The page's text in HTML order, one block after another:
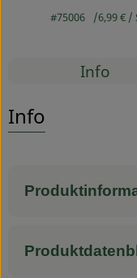
Blog & Aktuelles
#75006 6,99 € /
Info
Info